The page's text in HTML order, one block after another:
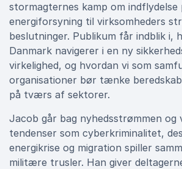
stormagternes kamp om
energiforsyning til virksomheders
beslutninger. Publikum får indblik i,
Danmark navigerer i en ny
virkelighed, og hvordan vi som
organisationer bør tænke
på tværs af sektorer.
Jacob går bag nyhedsstrømmen og
tendenser som cyberkriminalitet,
energikrise og migration spiller
militære trusler. Han giver